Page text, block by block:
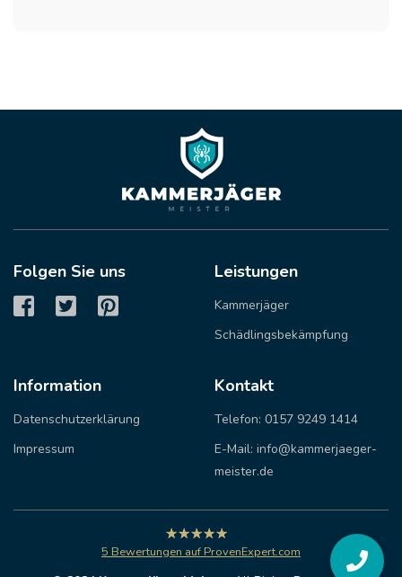
Folgen Sie uns Leistungen
Kammerjäger
Schädlingsbekämpfung
Information
Datenschutzerklärung
Impressum
Kontakt
Telefon: 0157 9249 1414
E-Mail: info@kammerjaeger-
meister.de
hat4,80
5 Bewertungen auf ProvenExpert.com